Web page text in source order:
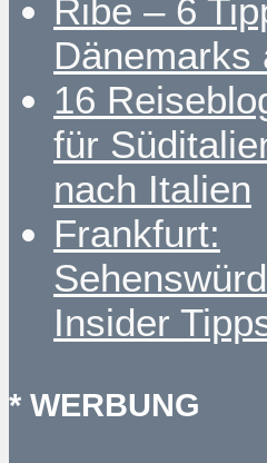
Ribe – 6
Dänemarks
16
für
nach Italien
Frankfurt:
Insider
* WERBUNG